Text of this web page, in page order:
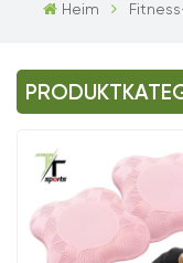
Heim